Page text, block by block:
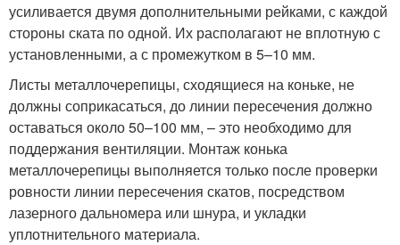
усиливается двумя дополнительными рейками, с каждой
стороны ската по одной. Их располагают не вплотную с
установленными, а с промежутком в 5–10 мм.
Листы металлочерепицы, сходящиеся на коньке, не
должны соприкасаться, до линии пересечения должно
оставаться около 50–100 мм, – это необходимо для
поддержания вентиляции. Монтаж конька
металлочерепицы выполняется только после проверки
ровности линии пересечения скатов, посредством
лазерного дальномера или шнура, и укладки
уплотнительного материала.